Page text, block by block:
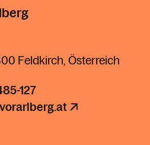
Feldkirch, Österreich
127